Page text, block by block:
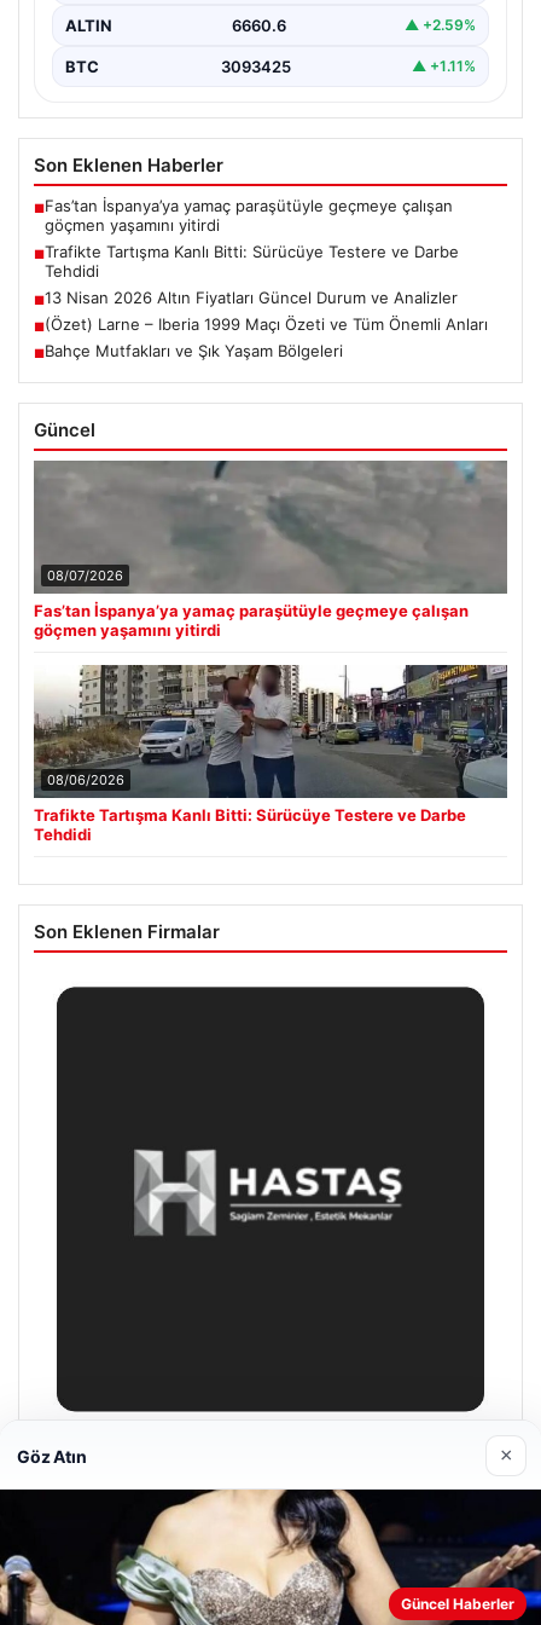
ALTIN 6660.6 ▲ +2.59%
BTC 3093425 ▲ +1.11%
Son Eklenen Haberler
■Fas’tan İspanya’ya yamaç paraşütüyle geçmeye çalışan
göçmen yaşamını yitirdi
■Trafikte Tartışma Kanlı Bitti: Sürücüye Testere ve Darbe
Tehdidi
■13 Nisan 2026 Altın Fiyatları Güncel Durum ve Analizler
■(Özet) Larne – Iberia 1999 Maçı Özeti ve Tüm Önemli Anları
■Bahçe Mutfakları ve Şık Yaşam Bölgeleri
Güncel
08/07/2026
Fas’tan İspanya’ya yamaç paraşütüyle geçmeye çalışan
göçmen yaşamını yitirdi
08/06/2026
Trafikte Tartışma Kanlı Bitti: Sürücüye Testere ve Darbe
Tehdidi
Son Eklenen Firmalar
Prenses Night Club
04/29/2026
Web sitemizi nasıl kullandığınızı daha iyi anlayabilmek,
Göz Atın ×
Güncel Haberler